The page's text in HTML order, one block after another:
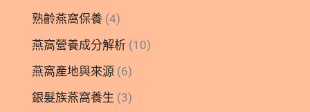
熟齡燕窩保養 (4)
燕窩營養成分解析 (10)
燕窩產地與來源 (6)
銀髮族燕窩養生 (3)